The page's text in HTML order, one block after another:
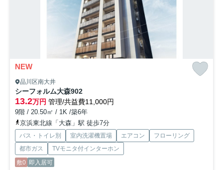
NEW
品川区南大井
シーフォルム大森902
13.2万円 管理/共益費11,000円
9階 / 20.50㎡ / 1K /築6年
京浜東北線「大森」駅 徒歩7分
バス・トイレ別 室内洗濯機置場 エアコン
フローリング
都市ガス
TVモニタ付インターホン
敷0 即入居可